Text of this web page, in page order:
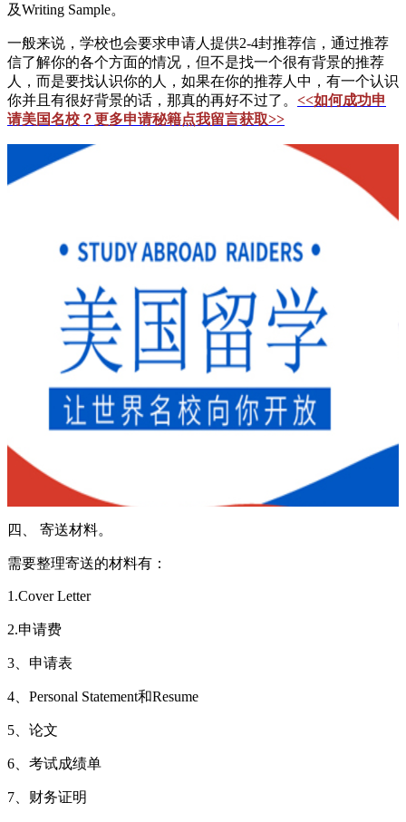
及Writing Sample。
一般来说，学校也会要求申请人提供2-4封推荐信，通过推荐
信了解你的各个方面的情况，但不是找一个很有背景的推荐
人，而是要找认识你的人，如果在你的推荐人中，有一个认识
你并且有很好背景的话，那真的再好不过了。 <<如何成功申
请美国名校？更多申请秘籍点我留言获取>>
四、 寄送材料。
需要整理寄送的材料有：
1.Cover Letter
2.申请费
3、申请表
4、Personal Statement和Resume
5、论文
6、考试成绩单
7、财务证明